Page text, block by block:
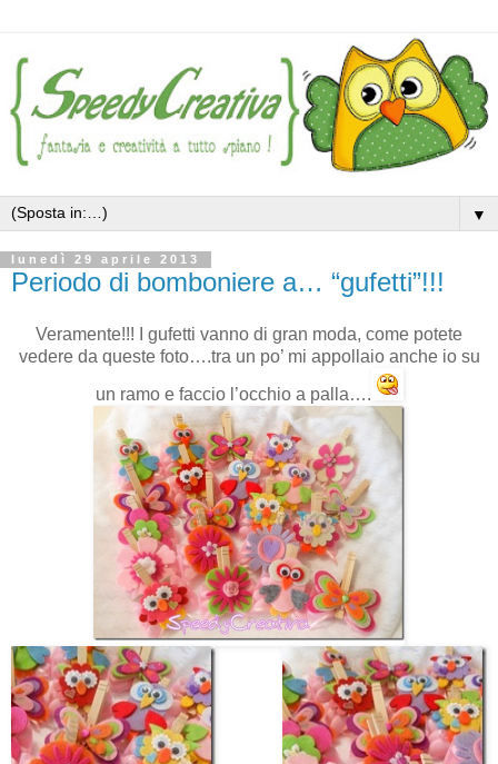
▼
lunedì 29 aprile 2013
Periodo di bomboniere a… “gufetti”!!!
Veramente!!! I gufetti vanno di gran moda, come potete
vedere da queste foto….tra un po’ mi appollaio anche io su
un ramo e faccio l’occhio a palla….